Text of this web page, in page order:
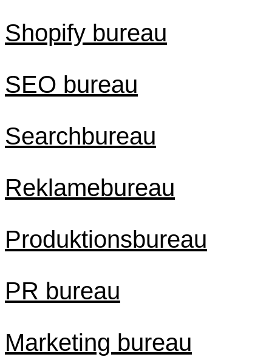
Shopify bureau
SEO bureau
Searchbureau
Reklamebureau
Produktionsbureau
PR bureau
Marketing bureau